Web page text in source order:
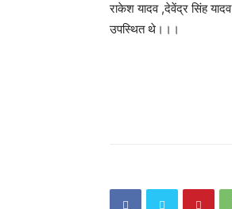
राकेश यादव ,देवेंद्र सिंह
उपस्थित थे।।।